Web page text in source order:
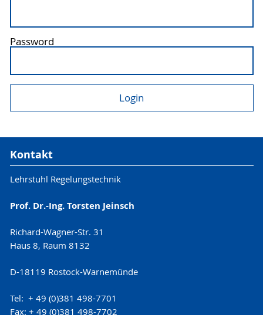
Password
Kontakt
Lehrstuhl Regelungstechnik
Prof. Dr.-Ing. Torsten Jeinsch
Richard-Wagner-Str. 31
Haus 8, Raum 8132
D-18119 Rostock-Warnemünde
Tel: + 49 (0)381 498-7701
Fax: + 49 (0)381 498-7702